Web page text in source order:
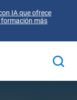
IA que ofrece
más